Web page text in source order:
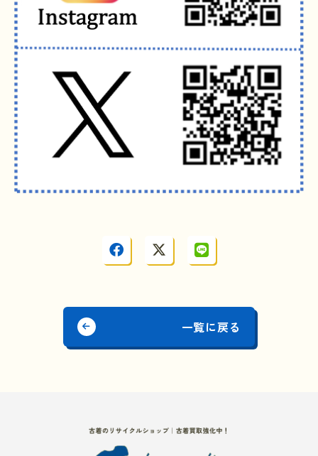
一覧に戻る